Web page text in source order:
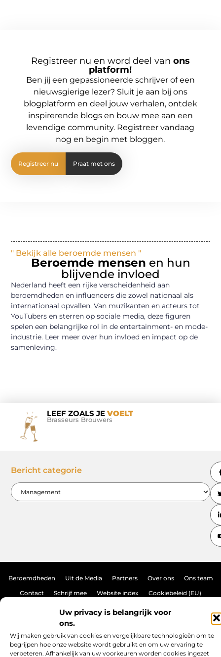
Uw privacy is belangrijk voor
ons.
Wij maken gebruik van cookies en vergelijkbare technologieën om te
begrijpen hoe onze website wordt gebruikt en om uw ervaring te
verbeteren. Afhankelijk van uw voorkeuren worden cookies ingezet
Registreer nu en word deel van ons
platform!
Ben jij een gepassioneerde schrijver of een
nieuwsgierige lezer? Sluit je aan bij ons
blogplatform en deel jouw verhalen, ontdek
inspirerende blogs en bouw mee aan een
levendige community. Registreer vandaag
nog en begin met bloggen.
Registreer nu Praat met ons
" Bekijk alle beroemde mensen "
Beroemde mensen en hun
blijvende invloed
Nederland heeft een rijke verscheidenheid aan
beroemdheden en influencers die zowel nationaal als
internationaal opvallen. Van muzikanten en acteurs tot
YouTubers en sterren op sociale media, deze figuren
spelen een belangrijke rol in de entertainment- en mode-
industrie. Leer meer over hun invloed en impact op de
samenleving.
LEEF ZOALS JE VOELT
Brasseurs Brouwers
Bericht categorie
Beroemdheden Uit de Media Partners Over ons Ons team
Contact Schrijf mee Website index Cookiebeleid (EU)
Linkjes kopen: de ultieme gids voor een sterke online autoriteit
Geld verdienen met links: hoe jij je online netwerk omzet in inkomen